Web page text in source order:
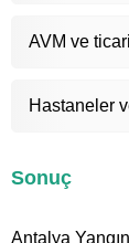
AVM ve
Hastaneler
Sonuç
Antalya